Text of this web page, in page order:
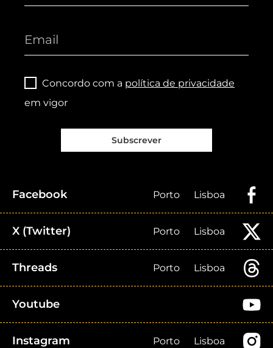
Concordo com a política de privacidade
em vigor
Subscrever
Facebook Porto Lisboa
X (Twitter) Porto Lisboa
Threads Porto Lisboa
Youtube
Instagram Porto Lisboa